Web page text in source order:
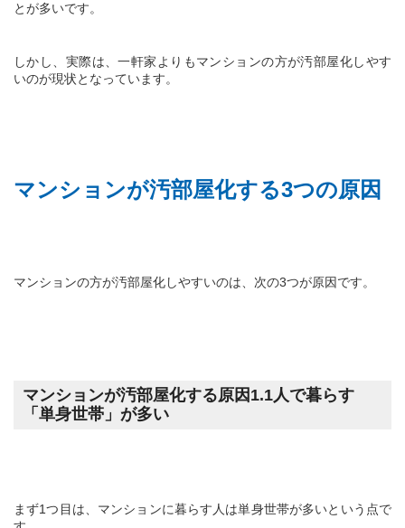
とが多いです。
しかし、実際は、一軒家よりもマンションの方が汚部屋化しやす
いのが現状となっています。
マンションが汚部屋化する3つの原因
マンションの方が汚部屋化しやすいのは、次の3つが原因です。
マンションが汚部屋化する原因 1.1人で暮らす
「単身世帯」が多い
まず1つ目は、マンションに暮らす人は単身世帯が多いという点で